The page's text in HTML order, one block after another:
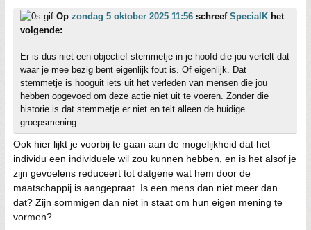
Op zondag 5 oktober 2025 11:56 schreef SpecialK het
volgende:
Er is dus niet een objectief stemmetje in je hoofd die jou vertelt dat
waar je mee bezig bent eigenlijk fout is. Of eigenlijk. Dat
stemmetje is hooguit iets uit het verleden van mensen die jou
hebben opgevoed om deze actie niet uit te voeren. Zonder die
historie is dat stemmetje er niet en telt alleen de huidige
groepsmening.
Ook hier lijkt je voorbij te gaan aan de mogelijkheid dat het
individu een individuele wil zou kunnen hebben, en is het alsof je
zijn gevoelens reduceert tot datgene wat hem door de
maatschappij is aangepraat. Is een mens dan niet meer dan
dat? Zijn sommigen dan niet in staat om hun eigen mening te
vormen?